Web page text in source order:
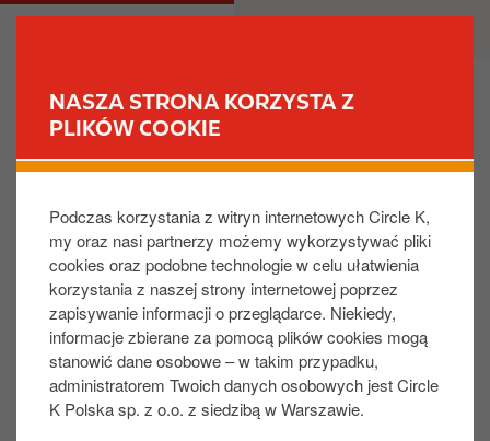
NASZA STRONA KORZYSTA Z
PLIKÓW COOKIE
Podczas korzystania z witryn internetowych Circle K,
my oraz nasi partnerzy możemy wykorzystywać pliki
cookies oraz podobne technologie w celu ułatwienia
korzystania z naszej strony internetowej poprzez
zapisywanie informacji o przeglądarce. Niekiedy,
informacje zbierane za pomocą plików cookies mogą
stanowić dane osobowe – w takim przypadku,
administratorem Twoich danych osobowych jest Circle
K Polska sp. z o.o. z siedzibą w Warszawie.
M
v
Polityka prywatności
Grupa Circle K szanuje Twoją prywatność,
dlatego przygotowała niniejsze oświadczenie
na temat prywatności, z którego dowiesz się, w